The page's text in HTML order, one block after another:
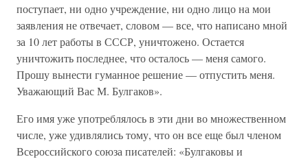
поступает, ни одно учреждение, ни одно лицо на мои
заявления не отвечает, словом — все, что написано мной
за 10 лет работы в СССР, уничтожено. Остается
уничтожить последнее, что осталось — меня самого.
Прошу вынести гуманное решение — отпустить меня.
Уважающий Вас М. Булгаков».
Его имя уже употреблялось в эти дни во множественном
числе, уже удивлялись тому, что он все еще был членом
Всероссийского союза писателей: «Булгаковы и